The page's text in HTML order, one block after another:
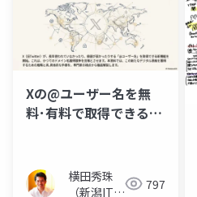
Xの@ユーザー名を無
料･有料で取得できる
横田秀珠
（新潟ITコ
797